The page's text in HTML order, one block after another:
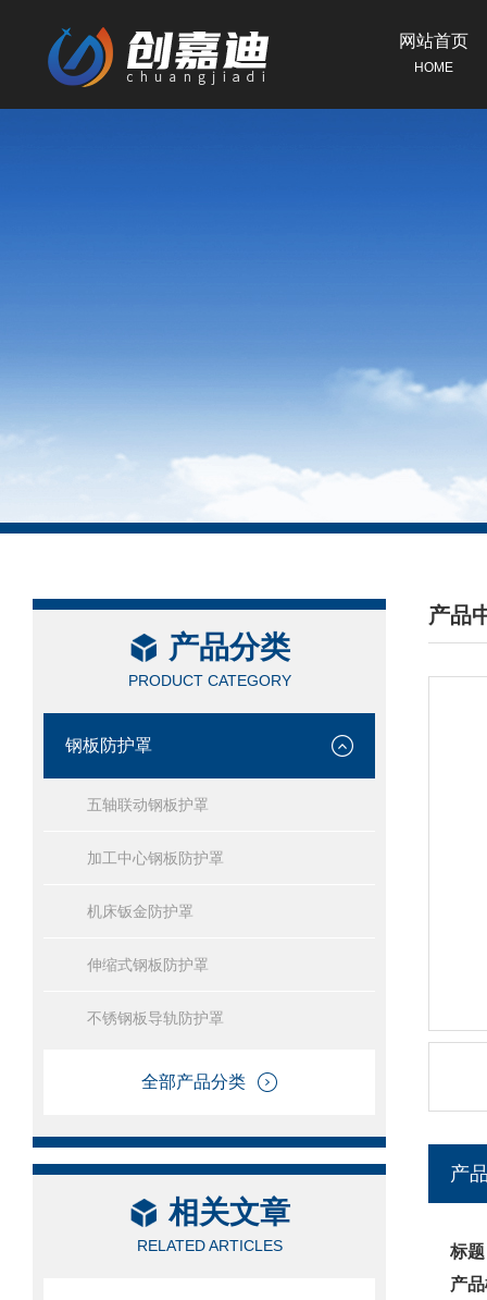
网站首页
HOME
产品分类
PRODUCT CATEGORY
钢板防护罩
五轴联动钢板护罩
加工中心钢板防护罩
机床钣金防护罩
伸缩式钢板防护罩
不锈钢板导轨防护罩
全部产品分类
相关文章
RELATED ARTICLES
产品
/
产
标
产